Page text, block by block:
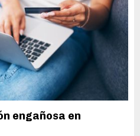
engañosa en